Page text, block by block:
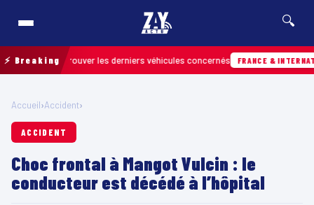
🔍
⚡ Breaking
pour retrouver les derniers véhicules concernés FRANCE & INTERNATIONALE
Accueil›Accident›
ACCIDENT
Choc frontal à Mangot Vulcin : le
conducteur est décédé à l’hôpital